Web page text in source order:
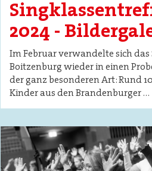
2024 -
Im Februar verwandelte sich das
Boitzenburg wieder in einen
der ganz besonderen Art: Rund
Kinder aus den Brandenburger …
Image